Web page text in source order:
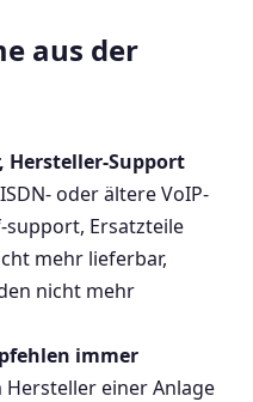
aus der
Hersteller-Support
oder ältere VoIP-
Ersatzteile
mehr lieferbar,
nicht mehr
immer
einer Anlage